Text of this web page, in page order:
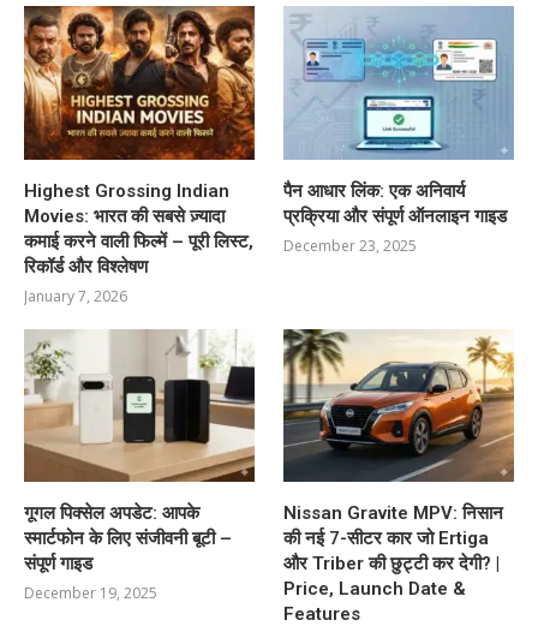
Highest Grossing Indian
Movies: भारत की सबसे ज़्यादा
कमाई करने वाली फिल्में – पूरी लिस्ट,
रिकॉर्ड और विश्लेषण
January 7, 2026
पैन आधार लिंक: एक अनिवार्य
प्रक्रिया और संपूर्ण ऑनलाइन गाइड
December 23, 2025
गूगल पिक्सेल अपडेट: आपके
स्मार्टफोन के लिए संजीवनी बूटी –
संपूर्ण गाइड
December 19, 2025
Nissan Gravite MPV: निसान
की नई 7-सीटर कार जो Ertiga
और Triber की छुट्टी कर देगी? |
Price, Launch Date &
Features